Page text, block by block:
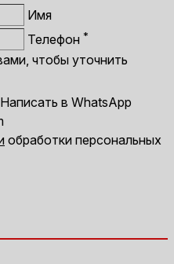
Имя
Телефон *
чтобы уточнить
Написать в WhatsApp
обработки персональных